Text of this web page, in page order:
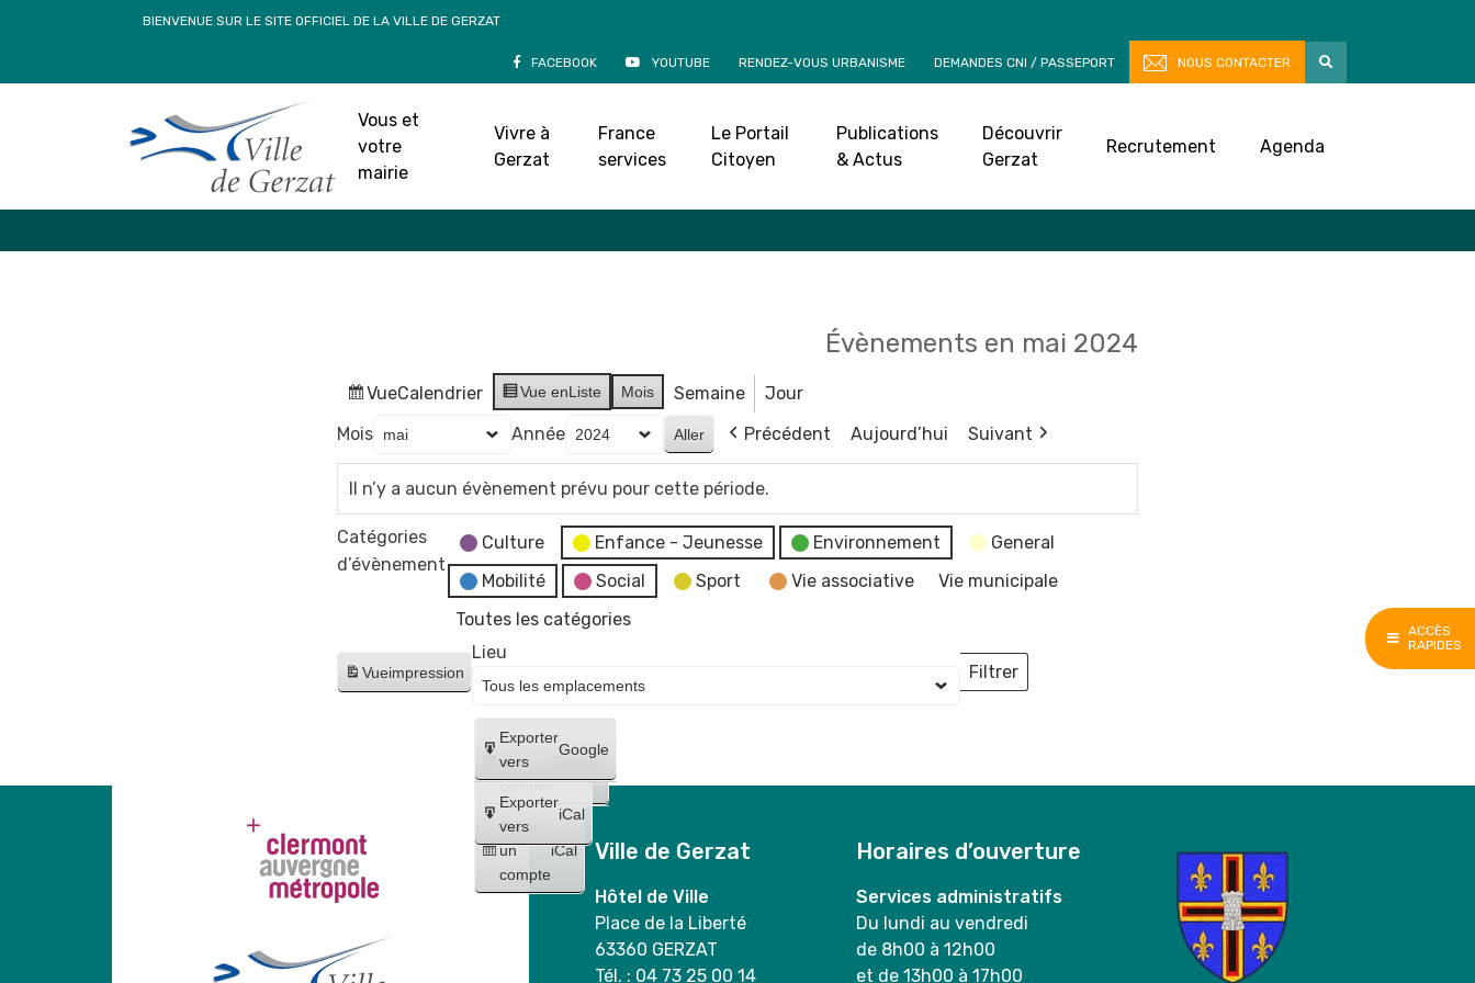
ACCÈS
RAPIDES
BIENVENUE SUR LE SITE OFFICIEL DE LA VILLE DE GERZAT
FACEBOOK YOUTUBE RENDEZ-VOUS URBANISME DEMANDES CNI / PASSEPORT NOUS CONTACTER
Vous et
votre
mairie
Vivre à
Gerzat
France
services
Le Portail
Citoyen
Publications
& Actus
Découvrir
Gerzat
Recrutement Agenda
Accueil»Agenda
Évènements en mai 2024
VueCalendrier Vue enListe Mois Semaine
Jour
Mois
Année Précédent Aujourd’hui Suivant
Il n’y a aucun évènement prévu pour cette période.
Catégories
d’évènement
Culture Enfance - Jeunesse Environnement
General
Mobilité
Social Sport Vie associative
Vie municipale
Toutes les catégories
Vueimpression
Créer
un
compte
Google
Créer
un
compte
iCal
Exporter
vers
Google
Exporter
vers
iCal
Lieu
Filtrer
Lieux
Ville de Gerzat
Hôtel de Ville
Place de la Liberté
63360 GERZAT
Tél. : 04 73 25 00 14
Horaires d’ouverture
Services administratifs
Du lundi au vendredi
de 8h00 à 12h00
et de 13h00 à 17h00